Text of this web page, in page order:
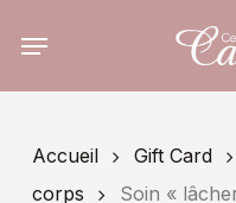
Accueil
Gift Card
corps
Soin «